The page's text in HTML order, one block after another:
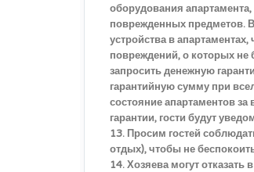
оборудования
поврежденных предметов.
устройства в
повреждений, о которых не
запросить денежную
гарантийную сумму при
состояние апартаментов
гарантии, гости будут
13. Просим гостей
отдых), чтобы не
14. Хозяева могут